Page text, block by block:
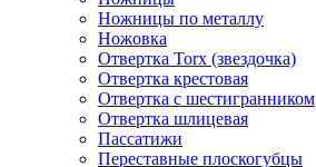
Ножницы по металлу
Ножовка
Отвертка Torx (звездочка)
Отвертка крестовая
Отвертка с шестигранником
Отвертка шлицевая
Пассатижи
Переставные плоскогубцы